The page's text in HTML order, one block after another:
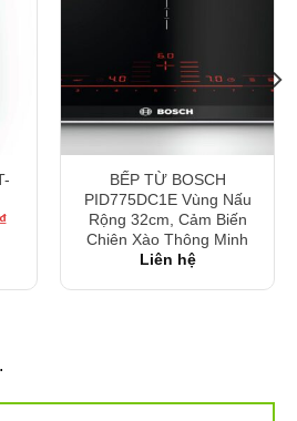
₫Giá
980.000₫.
BẾP TỪ BOSCH
PID775DC1E Vùng Nấu
Rộng 32cm, Cảm Biến
Chiên Xào Thông Minh
Liên hệ